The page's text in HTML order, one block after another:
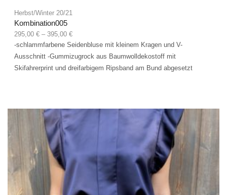
Herbst/Winter 20/21
Kombination005
295,00 € – 395,00 €
-schlammfarbene Seidenbluse mit kleinem Kragen und V-
Ausschnitt -Gummizugrock aus Baumwolldekostoff mit
Skifahrerprint und dreifarbigem Ripsband am Bund abgesetzt